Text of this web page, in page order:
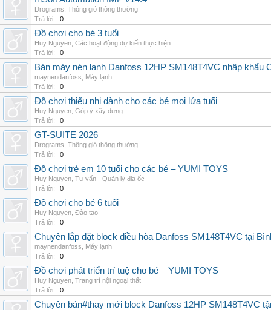
Drograms Thông gió thông thường
Trả lời:
0
Đồ chơi cho bé 3 tuổi
Huy Nguyen Các hoạt động dự kiến thực hiện
Trả lời:
0
Bán máy nén lạnh Danfoss 12HP SM148T4VC nhập khẩu
maynendanfoss
Máy lạnh
Trả lời:
0
Đồ chơi thiếu nhi dành cho các bé mọi lứa tuổi
Huy Nguyen Góp ý xây dựng
Trả lời:
0
GT-SUITE 2026
Drograms Thông gió thông thường
Trả lời:
0
Đồ chơi trẻ em 10 tuổi cho các bé – YUMI TOYS
Huy Nguyen Tư vấn - Quản lý địa ốc
Trả lời:
0
Đồ chơi cho bé 6 tuổi
Huy Nguyen Đào tạo
Trả lời:
0
Chuyên lắp đặt block điều hòa Danfoss SM148T4VC tại
maynendanfoss
Máy lạnh
Trả lời:
0
Đồ chơi phát triển trí tuệ cho bé – YUMI TOYS
Huy Nguyen Trang trí nội ngoại thất
Trả lời:
0
Chuyên bán#thay mới block Danfoss 12HP SM148T4VC